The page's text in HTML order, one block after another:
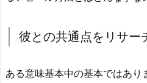
彼との共通点をリサー
ある意味基本中の基本ではあり